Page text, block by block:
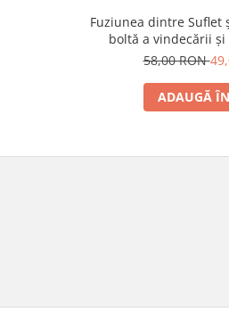
Fuziunea dintre Suflet
boltă a vindecării
58,00 RON
ADAUGĂ